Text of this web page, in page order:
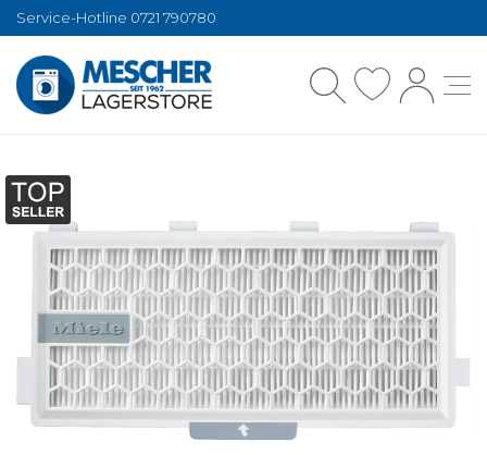
Service-Hotline 0721 790780